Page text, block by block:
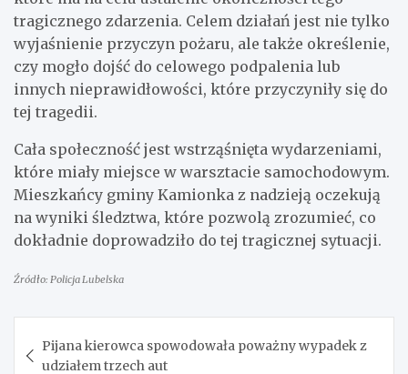
tragicznego zdarzenia. Celem działań jest nie tylko
wyjaśnienie przyczyn pożaru, ale także określenie,
czy mogło dojść do celowego podpalenia lub
innych nieprawidłowości, które przyczyniły się do
tej tragedii.
Cała społeczność jest wstrząśnięta wydarzeniami,
które miały miejsce w warsztacie samochodowym.
Mieszkańcy gminy Kamionka z nadzieją oczekują
na wyniki śledztwa, które pozwolą zrozumieć, co
dokładnie doprowadziło do tej tragicznej sytuacji.
Źródło: Policja Lubelska
wpisu
Pijana kierowca spowodowała poważny wypadek z
udziałem trzech aut